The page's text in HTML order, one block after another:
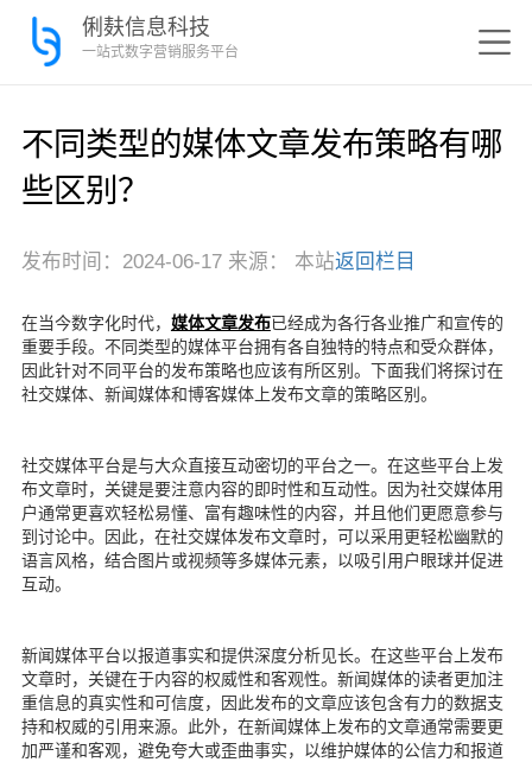
俐麸信息科技
一站式数字营销服务平台
不同类型的媒体文章发布策略有哪
些区别？
发布时间：2024-06-17 来源： 本站返回栏目
在当今数字化时代， 媒体文章发布已经成为各行各业推广和宣传的
重要手段。不同类型的媒体平台拥有各自独特的特点和受众群体，
因此针对不同平台的发布策略也应该有所区别。下面我们将探讨在
社交媒体、新闻媒体和博客媒体上发布文章的策略区别。
社交媒体平台是与大众直接互动密切的平台之一。在这些平台上发
布文章时，关键是要注意内容的即时性和互动性。因为社交媒体用
户通常更喜欢轻松易懂、富有趣味性的内容，并且他们更愿意参与
到讨论中。因此，在社交媒体发布文章时，可以采用更轻松幽默的
语言风格，结合图片或视频等多媒体元素，以吸引用户眼球并促进
互动。
新闻媒体平台以报道事实和提供深度分析见长。在这些平台上发布
文章时，关键在于内容的权威性和客观性。新闻媒体的读者更加注
重信息的真实性和可信度，因此发布的文章应该包含有力的数据支
持和权威的引用来源。此外，在新闻媒体上发布的文章通常需要更
加严谨和客观，避免夸大或歪曲事实，以维护媒体的公信力和报道